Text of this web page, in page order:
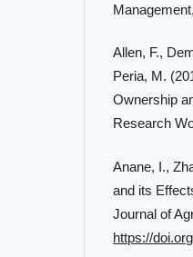
Allen, F.,
Peria, M.
Ownership
Research
Anane, I.,
and its
Journal of
https://